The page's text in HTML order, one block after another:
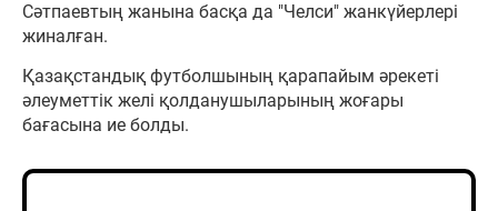
Сәтпаевтың жанына басқа да "Челси" жанкүйерлері
жиналған.
Қазақстандық футболшының қарапайым әрекеті
әлеуметтік желі қолданушыларының жоғары
бағасына ие болды.